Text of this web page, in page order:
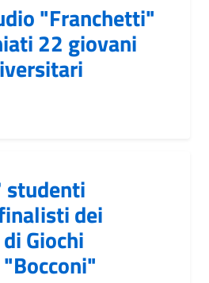
"Franchetti"
22 giovani
studenti
dei
Giochi